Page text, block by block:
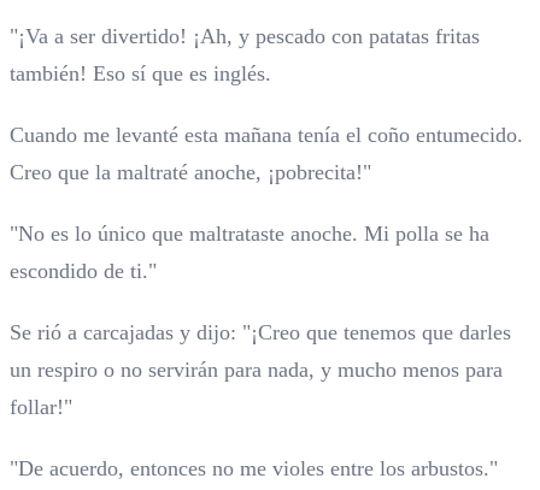
"¡Va a ser divertido! ¡Ah, y pescado con patatas fritas
también! Eso sí que es inglés.
Cuando me levanté esta mañana tenía el coño entumecido.
Creo que la maltraté anoche, ¡pobrecita!"
"No es lo único que maltrataste anoche. Mi polla se ha
escondido de ti."
Se rió a carcajadas y dijo: "¡Creo que tenemos que darles
un respiro o no servirán para nada, y mucho menos para
follar!"
"De acuerdo, entonces no me violes entre los arbustos."